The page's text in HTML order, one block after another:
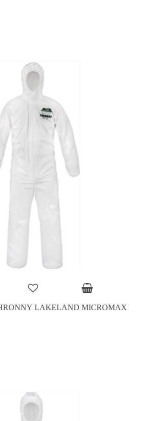
LAKELAND MICROMAX